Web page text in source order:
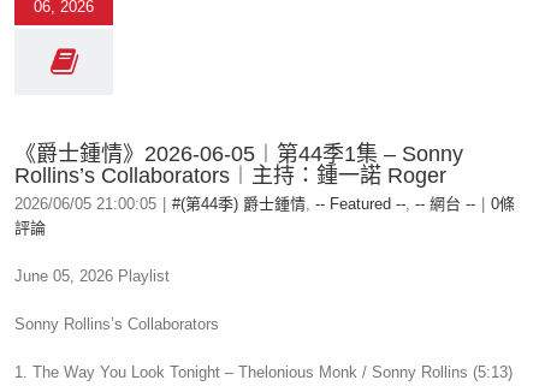
06, 2026
《爵士鍾情》2026-06-05︱第44季1集 – Sonny
Rollins’s Collaborators︱主持：鍾一諾 Roger
2026/06/05 21:00:05 #(第44季) 爵士鍾情, -- Featured --, -- 網台 --
0條
評論
June 05, 2026 Playlist
Sonny Rollins’s Collaborators
1. The Way You Look Tonight – Thelonious Monk / Sonny Rollins (5:13)